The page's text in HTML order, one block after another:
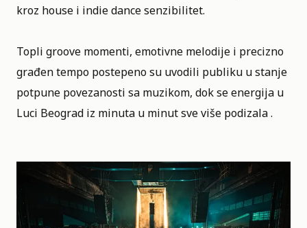
kroz house i indie dance senzibilitet.
Topli groove momenti, emotivne melodije i precizno
građen tempo postepeno su uvodili publiku u stanje
potpune povezanosti sa muzikom, dok se energija u
Luci Beograd iz minuta u minut sve više podizala .